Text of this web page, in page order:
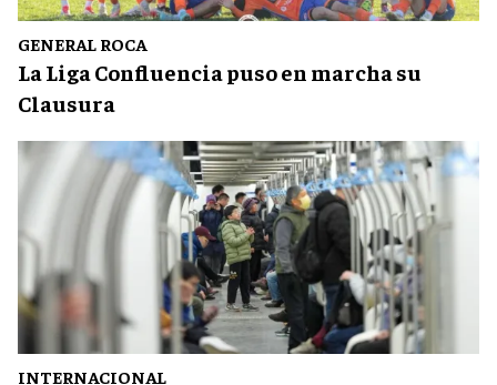
GENERAL ROCA
La Liga Confluencia puso en marcha su
Clausura
INTERNACIONAL